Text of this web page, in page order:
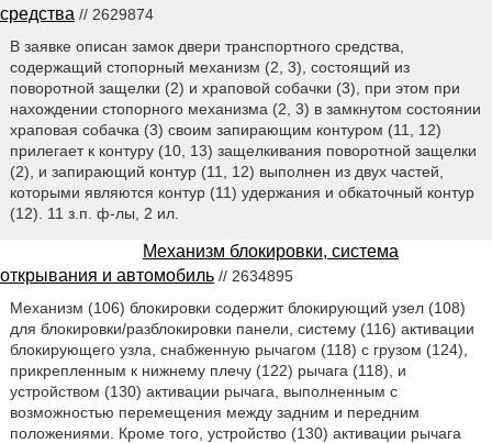
средства // 2629874
В заявке описан замок двери транспортного средства,
содержащий стопорный механизм (2, 3), состоящий из
поворотной защелки (2) и храповой собачки (3), при этом при
нахождении стопорного механизма (2, 3) в замкнутом состоянии
храповая собачка (3) своим запирающим контуром (11, 12)
прилегает к контуру (10, 13) защелкивания поворотной защелки
(2), и запирающий контур (11, 12) выполнен из двух частей,
которыми являются контур (11) удержания и обкаточный контур
(12). 11 з.п. ф-лы, 2 ил.
Механизм блокировки, система
открывания и автомобиль // 2634895
Механизм (106) блокировки содержит блокирующий узел (108)
для блокировки/разблокировки панели, систему (116) активации
блокирующего узла, снабженную рычагом (118) с грузом (124),
прикрепленным к нижнему плечу (122) рычага (118), и
устройством (130) активации рычага, выполненным с
возможностью перемещения между задним и передним
положениями. Кроме того, устройство (130) активации рычага